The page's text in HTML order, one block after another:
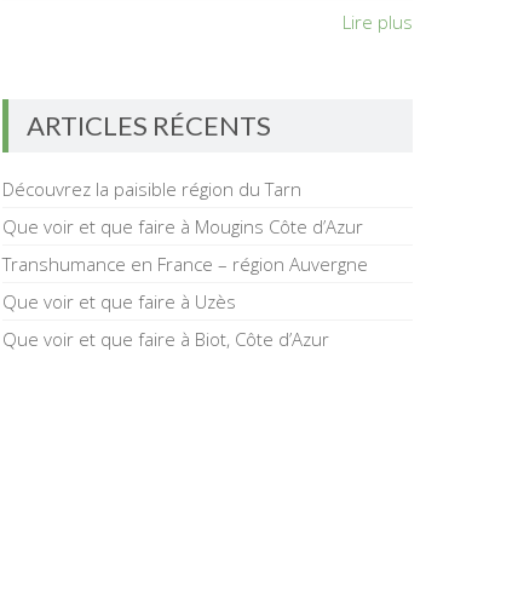
Lire plus
ARTICLES RÉCENTS
Découvrez la paisible région du Tarn
Que voir et que faire à Mougins Côte d’Azur
Transhumance en France – région Auvergne
Que voir et que faire à Uzès
Que voir et que faire à Biot, Côte d’Azur